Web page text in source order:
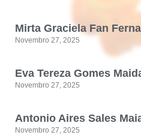
Mirta Graciela Fan
Novembro 27, 2025
Eva Tereza Gomes
Novembro 27, 2025
Antonio Aires Sales
Novembro 27, 2025